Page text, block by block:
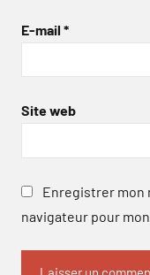
E-mail *
Site web
Enregistrer mon
navigateur pour